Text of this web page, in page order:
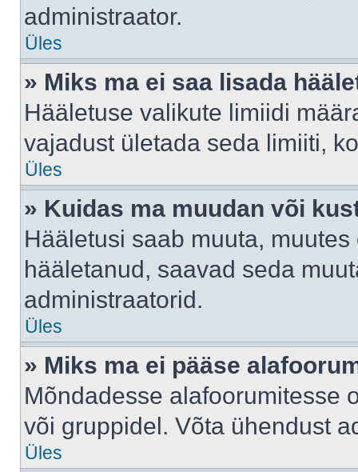
administraator.
Üles
» Miks ma ei saa lisada
Hääletuse valikute limiidi
vajadust ületada seda limiiti,
Üles
» Kuidas ma muudan või
Hääletusi saab muuta,
hääletanud, saavad seda
administraatorid.
Üles
» Miks ma ei pääse
Mõndadesse alafoorumitesse
või gruppidel. Võta ühendust
Üles